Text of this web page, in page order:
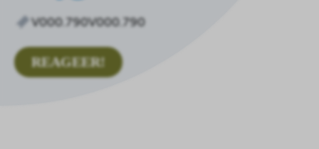
V000.790V000.790
REAGEER!